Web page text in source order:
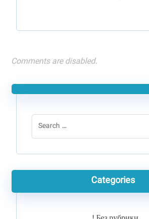
Comments are disabled.
Categories